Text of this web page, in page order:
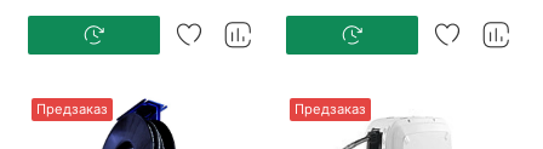
Предзаказ Предзаказ